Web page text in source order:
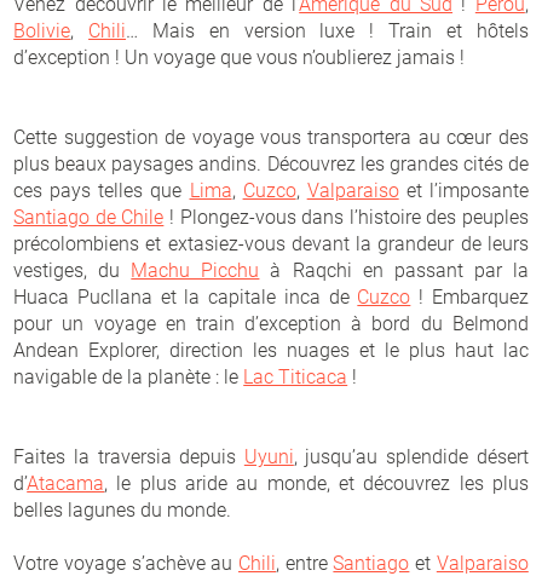
Bolivie, Chili… Mais en version luxe ! Train et hôtels
d’exception ! Un voyage que vous n’oublierez jamais !
Cette suggestion de voyage vous transportera au cœur des
plus beaux paysages andins. Découvrez les grandes cités de
ces pays telles que Lima, Cuzco, Valparaisoet l’imposante
Santiago de Chile ! Plongez-vous dans l’histoire des peuples
précolombiens et extasiez-vous devant la grandeur de leurs
vestiges, du Machu Picchu à Raqchi en passant par la
Huaca Pucllana et la capitale inca de Cuzco ! Embarquez
pour un voyage en train d’exception à bord du Belmond
Andean Explorer, direction les nuages et le plus haut lac
navigable de la planète : le Lac Titicaca !
Faites la traversia depuis Uyuni, jusqu’au splendide désert
d’Atacama, le plus aride au monde, et découvrez les plus
belles lagunes du monde.
Votre voyage s’achève au Chili, entreSantiago et Valparaiso